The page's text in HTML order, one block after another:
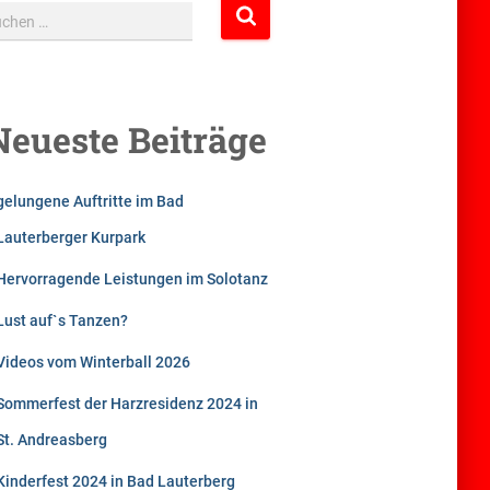
…
Beiträge
Auftritte im Bad
Kurpark
Leistungen im Solotanz
auf`s Tanzen?
vom Winterball 2026
der Harzresidenz 2024 in
Andreasberg
2024 in Bad Lauterberg